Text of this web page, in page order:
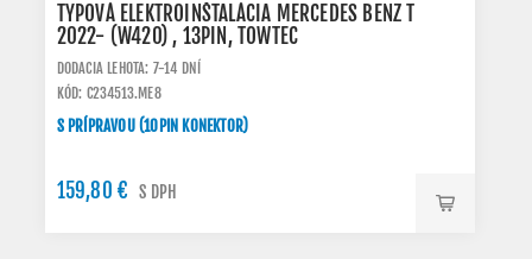
TYPOVÁ ELEKTROINŠTALÁCIA MERCEDES BENZ T
2022- (W420) , 13PIN, TOWTEC
DODACIA LEHOTA: 7-14 DNÍ
KÓD: C234513.ME8
S PRÍPRAVOU (10PIN KONEKTOR)
159,80 € S DPH